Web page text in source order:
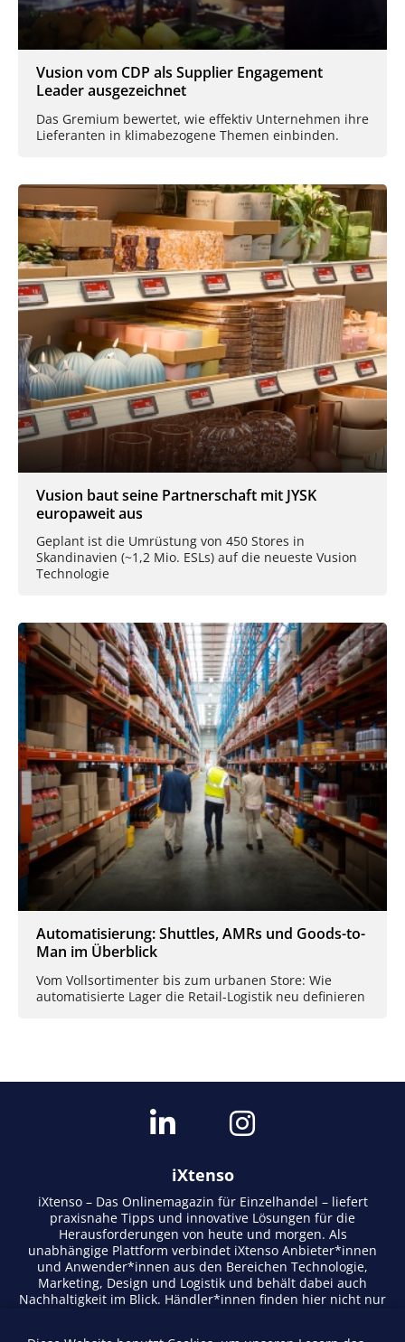
Vusion vom CDP als Supplier Engagement
Leader ausgezeichnet
Das Gremium bewertet, wie effektiv Unternehmen ihre
Lieferanten in klimabezogene Themen einbinden.
Vusion baut seine Partnerschaft mit JYSK
europaweit aus
Geplant ist die Umrüstung von 450 Stores in
Skandinavien (~1,2 Mio. ESLs) auf die neueste Vusion
Technologie
Automatisierung: Shuttles, AMRs und Goods-to-
Man im Überblick
Vom Vollsortimenter bis zum urbanen Store: Wie
automatisierte Lager die Retail-Logistik neu definieren
iXtenso
iXtenso – Das Onlinemagazin für Einzelhandel – liefert
praxisnahe Tipps und innovative Lösungen für die
Herausforderungen von heute und morgen. Als
unabhängige Plattform verbindet iXtenso Anbieter*innen
und Anwender*innen aus den Bereichen Technologie,
Marketing, Design und Logistik und behält dabei auch
Nachhaltigkeit im Blick. Händler*innen finden hier nicht nur